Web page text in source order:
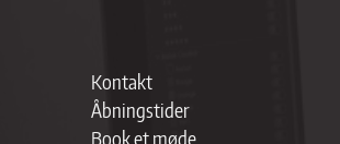
Kontakt
Åbningstider
Book et møde